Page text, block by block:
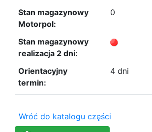
0
4 dni
Wróć do katalogu części